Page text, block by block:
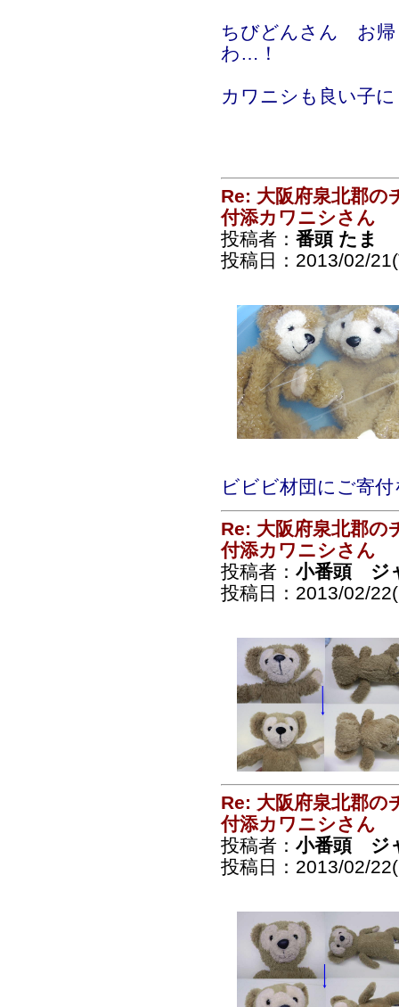
ちびどんさん お
わ…！
カワニシも良い子
Re: 大阪府泉北郡の
付添カワニシさん
投稿者： 番頭 たま
投稿日：2013/02/
ビビビ材団にご寄付
Re: 大阪府泉北郡の
付添カワニシさん
投稿者： 小番頭 ジ
投稿日：2013/02/
Re: 大阪府泉北郡の
付添カワニシさん
投稿者： 小番頭 ジ
投稿日：2013/02/